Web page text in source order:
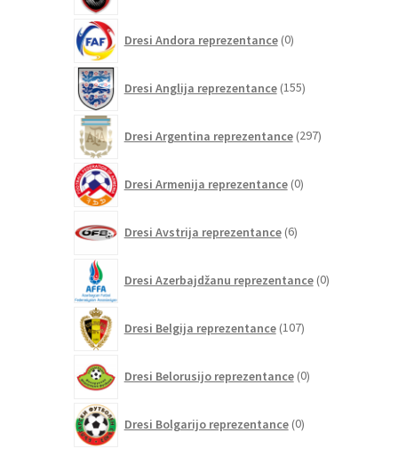
Dresi Andora reprezentance 0izdelkov
Dresi Anglija reprezentance 155izdelkov
Dresi Argentina reprezentance 297izdelkov
Dresi Armenija reprezentance 0izdelkov
Dresi Avstrija reprezentance 6izdelkov
Dresi Azerbajdžanu reprezentance 0izdelkov
Dresi Belgija reprezentance 107izdelkov
Dresi Belorusijo reprezentance 0izdelkov
Dresi Bolgarijo reprezentance 0izdelkov